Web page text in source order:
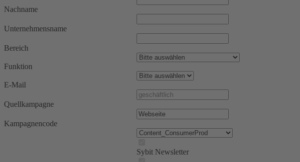
Nachname
Unternehmensname
Bereich
Funktion
E-Mail
Quellkampagne
Kampagnencode
Sybit Newsletter